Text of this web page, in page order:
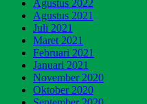
Agustus 2022
Agustus 2021
Juli 2021
Maret 2021
Februari 2021
Januari 2021
November 2020
Oktober 2020